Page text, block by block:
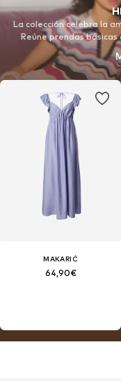
La colección celebra la
Reúne prendas
combinan fácilmente
punto con forma y
perfectos para el día a
MAKARIĆ
64,90€